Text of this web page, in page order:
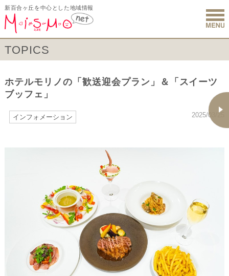
新百合ヶ丘を中心とした地域情報
新百合ヶ
TOPICS
ホテルモリノの「歓送迎会プラン」＆「スイーツ
ブッフェ」
2025/03/25
インフォメーション